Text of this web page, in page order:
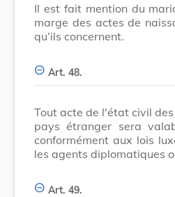
Il est fait mention du
marge des actes de
qu’ils concernent.
Art. 48.
Tout acte de l'état civil
pays étranger sera
conformément aux lois
les agents diplomatiques
Art. 49.